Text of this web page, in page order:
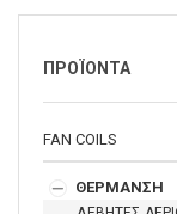
ΠΡΟΪΟΝΤΑ
FAN COILS
ΘΕΡΜΑΝΣΗ